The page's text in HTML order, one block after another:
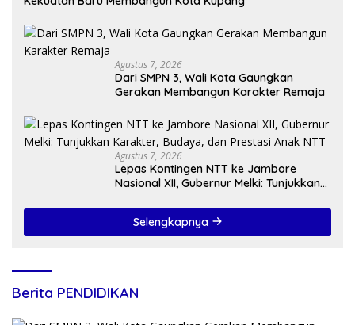
Agustus 7, 2026
Dari SMPN 3, Wali Kota Gaungkan
Gerakan Membangun Karakter Remaja
Agustus 7, 2026
Lepas Kontingen NTT ke Jambore
Nasional XII, Gubernur Melki: Tunjukkan
NTT
Selengkapnya
Berita PENDIDIKAN